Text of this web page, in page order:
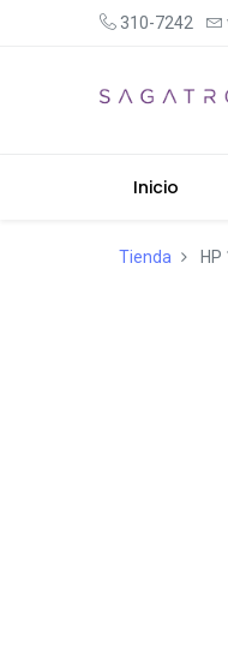
310-7242
Inicio
Tienda